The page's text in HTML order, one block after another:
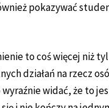
pokazywać
to coś więcej niż
działań na rzecz
widać, że to